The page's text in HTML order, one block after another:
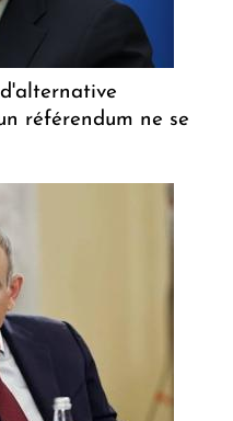
référendum ne se